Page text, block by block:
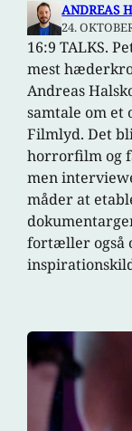
ANDREAS
24.
16:9 TALKS.
mest
Andreas
samtale om et
Filmlyd. Det
horrorfilm og
men
måder at
fortæller også